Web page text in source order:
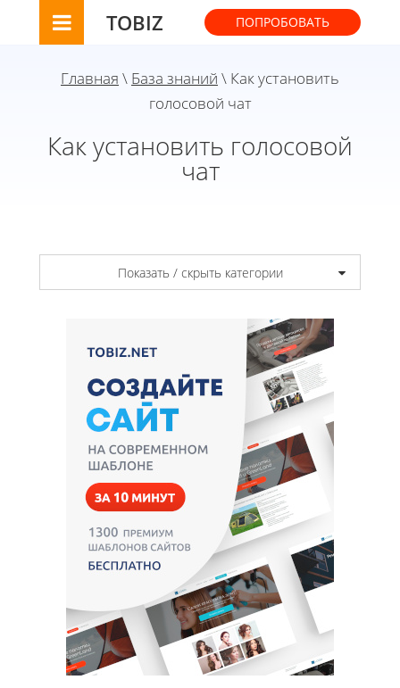
TOBIZ ПОПРОБОВАТЬ
Главная \ База знаний \ Как установить
голосовой чат
Как установить голосовой
чат
Показать / скрыть категории